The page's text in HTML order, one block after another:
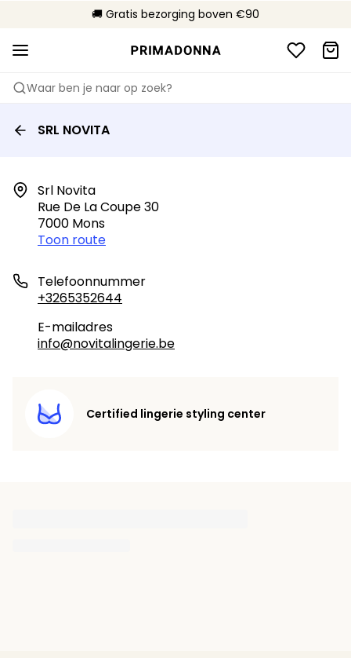
🚚 Gratis bezorging boven €90
🌍 Verkocht in 353 boetieks in België
📦 Gratis retourneren
Waar ben je naar op zoek?
SRL NOVITA
Srl Novita
Rue De La Coupe 30
7000 Mons
Toon route
Telefoonnummer
+3265352644
E-mailadres
info@novitalingerie.be
Certified lingerie styling center